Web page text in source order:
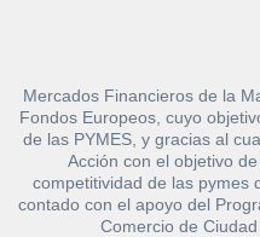
Mercados Financieros de la
Fondos Europeos, cuyo
de las PYMES, y gracias al
Acción con el objetivo
competitividad de las pymes
contado con el apoyo del
Comercio de